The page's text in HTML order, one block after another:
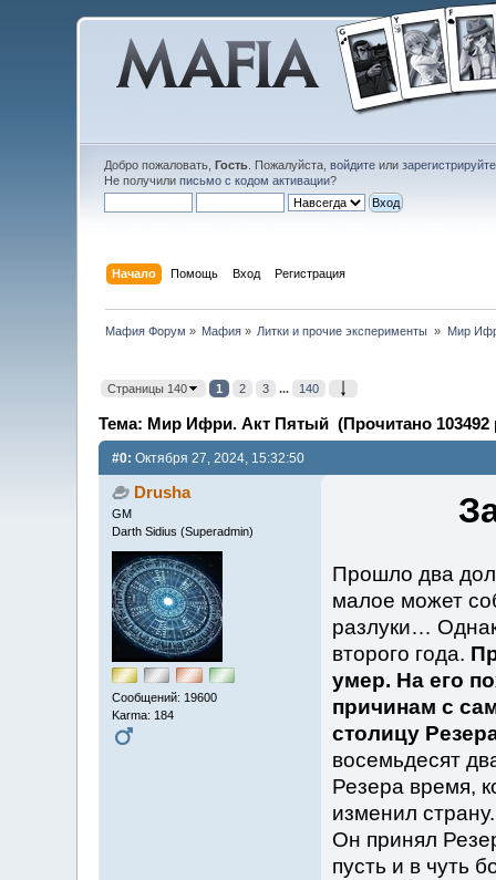
Добро пожаловать, Гость. Пожалуйста, войдитеили
Не получили письмо с кодом активации?
Начало Помощь Вход Регистрация
Мафия Форум » Мафия » Литки и прочие эксперименты » Мир
Страницы 140 1 2 3 ... 140
Тема: Мир Ифри. Акт Пятый (Прочитано 103492
#0: Октября 27, 2024, 15:32:50
Drusha
GM
Darth Sidius (Superadmin)
Сообщений: 19600
Karma: 184
Прошло два
малое может
разлуки…
второго года.
умер. На его
причинам с
столицу
восемьдесят
Резера время,
изменил
Он принял
пусть и в чуть